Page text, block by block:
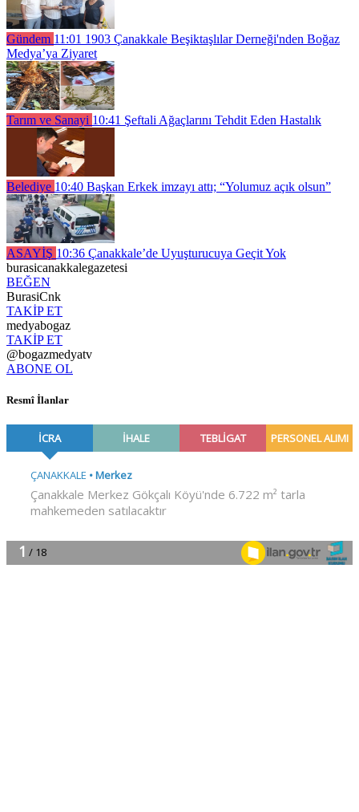
Gündem 11:01 1903 Çanakkale Beşiktaşlılar Derneği'nden Boğaz
Medya’ya Ziyaret
Tarım ve Sanayi 10:41 Şeftali Ağaçlarını Tehdit Eden Hastalık
Belediye 10:40 Başkan Erkek imzayı attı; “Yolumuz açık olsun”
ASAYİŞ 10:36 Çanakkale’de Uyuşturucuya Geçit Yok
burasicanakkalegazetesi
BEĞEN
BurasiCnk
TAKİP ET
medyabogaz
TAKİP ET
@bogazmedyatv
ABONE OL
Resmî İlanlar